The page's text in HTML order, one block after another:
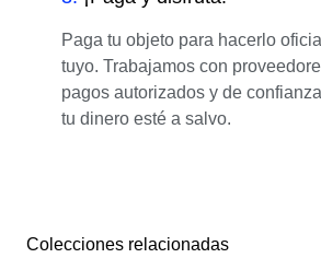
Paga tu objeto para hacerlo
tuyo. Trabajamos con
pagos autorizados y de
tu dinero esté a salvo.
Colecciones relacionadas